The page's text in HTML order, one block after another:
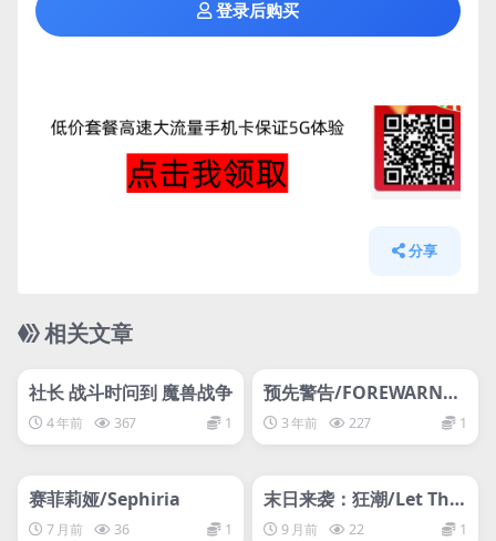
登录后购买
分享
相关文章
网盘下载游戏
社长 战斗时问到 魔兽战争
4 年前 367 1
网盘下载游戏
预先警告/FOREWARNE
D/支持网络联机
3 年前 227 1
网盘下载游戏
赛菲莉娅/Sephiria
7 月前 36 1
网盘下载游戏
末日来袭：狂潮/Let The
m Come: Onslaught
9 月前 22 1